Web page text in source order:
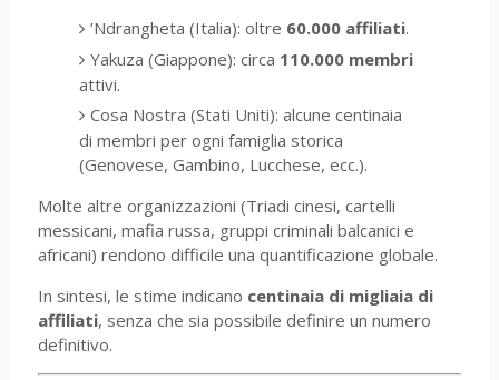
’Ndrangheta (Italia): oltre 60.000 affiliati.
Yakuza (Giappone): circa 110.000 membri
attivi.
Cosa Nostra (Stati Uniti): alcune centinaia
di membri per ogni famiglia storica
(Genovese, Gambino, Lucchese, ecc.).
Molte altre organizzazioni (Triadi cinesi, cartelli
messicani, mafia russa, gruppi criminali balcanici e
africani) rendono difficile una quantificazione globale.
In sintesi, le stime indicano centinaia di migliaia di
affiliati, senza che sia possibile definire un numero
definitivo.